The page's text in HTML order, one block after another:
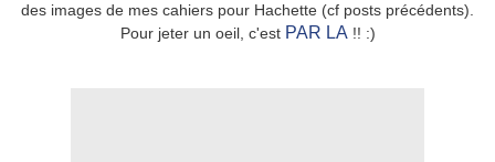
des images de mes cahiers pour Hachette (cf posts précédents).
Pour jeter un oeil, c'est PAR LA !! :)